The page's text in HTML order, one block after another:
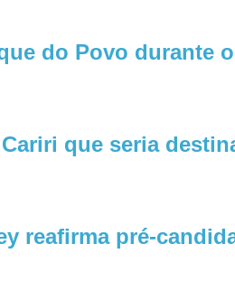
do Povo durante
que seria
reafirma pré-